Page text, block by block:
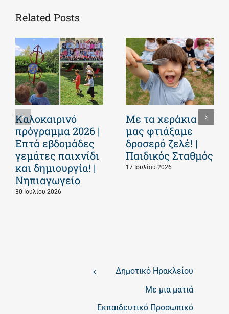
Related Posts
Καλοκαιρινό
πρόγραμμα 2026 |
Επτά εβδομάδες
γεμάτες παιχνίδι
και δημιουργία! |
Νηπιαγωγείο
30 Ιουλίου 2026
Με τα χεράκια
μας φτιάξαμε
δροσερό ζελέ! |
Παιδικός Σταθμός
17 Ιουλίου 2026
Δημοτικό Ηρακλείου
Με μια ματιά
Εκπαιδευτικό Προσωπικό